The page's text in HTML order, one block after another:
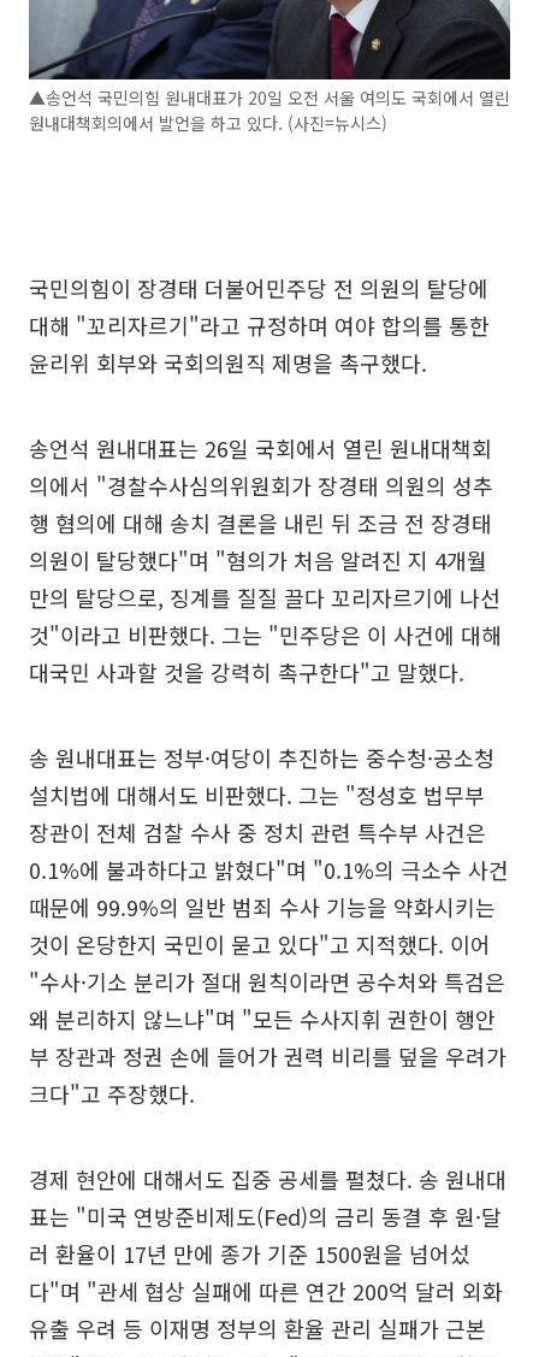
▲송언석 국민의힘 원내대표가 20일 오전 서울 여의도 국회에서 열린
원내대책회의에서 발언을 하고 있다. (사진=뉴시스)
국민의힘이 장경태 더불어민주당 전 의원의 탈당에
대해 "꼬리자르기"라고 규정하며 여야 합의를 통한
윤리위 회부와 국회의원직 제명을 촉구했다.
송언석 원내대표는 26일 국회에서 열린 원내대책회
의에서 "경찰수사심의위원회가 장경태 의원의 성추
행 혐의에 대해 송치 결론을 내린 뒤 조금 전 장경태
의원이 탈당했다"며 "혐의가 처음 알려진 지 4개월
만의 탈당으로, 징계를 질질 끌다 꼬리자르기에 나선
것"이라고 비판했다. 그는 "민주당은 이 사건에 대해
대국민 사과할 것을 강력히 촉구한다"고 말했다.
송 원내대표는 정부·여당이 추진하는 중수청·공소청
설치법에 대해서도 비판했다. 그는 "정성호 법무부
장관이 전체 검찰 수사 중 정치 관련 특수부 사건은
0.1%에 불과하다고 밝혔다"며 "0.1%의 극소수 사건
때문에 99.9%의 일반 범죄 수사 기능을 약화시키는
것이 온당한지 국민이 묻고 있다"고 지적했다. 이어
"수사·기소 분리가 절대 원칙이라면 공수처와 특검은
왜 분리하지 않느냐"며 "모든 수사지휘 권한이 행안
부 장관과 정권 손에 들어가 권력 비리를 덮을 우려가
크다"고 주장했다.
경제 현안에 대해서도 집중 공세를 펼쳤다. 송 원내대
표는 "미국 연방준비제도(Fed)의 금리 동결 후 원·달
러 환율이 17년 만에 종가 기준 1500원을 넘어섰
다"며 "관세 협상 실패에 따른 연간 200억 달러 외화
유출 우려 등 이재명 정부의 환율 관리 실패가 근본